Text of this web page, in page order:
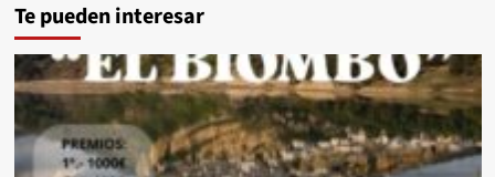
Te pueden interesar